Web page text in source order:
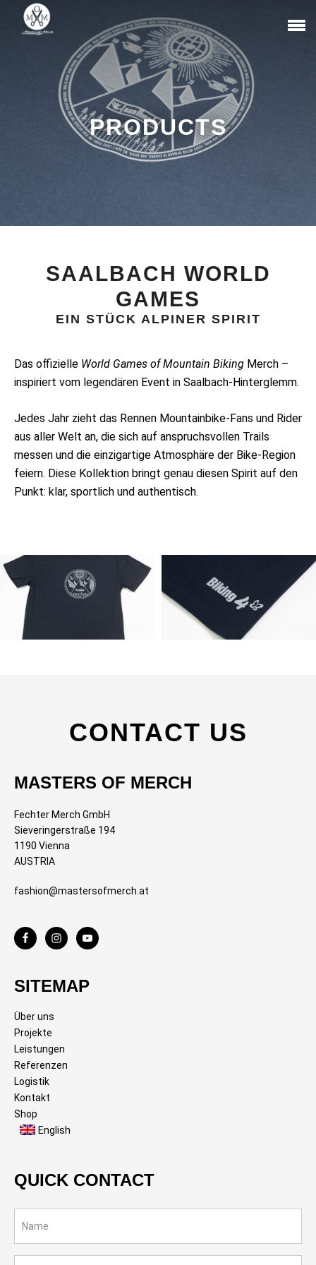
PRODUCTS
SAALBACH WORLD
GAMES
EIN STÜCK ALPINER SPIRIT
Das offizielle World Games of Mountain Biking Merch –
inspiriert vom legendären Event in Saalbach-Hinterglemm.
Jedes Jahr zieht das Rennen Mountainbike-Fans und Rider
aus aller Welt an, die sich auf anspruchsvollen Trails
messen und die einzigartige Atmosphäre der Bike-Region
feiern. Diese Kollektion bringt genau diesen Spirit auf den
Punkt: klar, sportlich und authentisch.
CONTACT US
MASTERS OF MERCH
Fechter Merch GmbH
Sieveringerstraße 194
1190 Vienna
AUSTRIA
fashion@mastersofmerch.at
SITEMAP
Über uns
Projekte
Leistungen
Referenzen
Logistik
Kontakt
Shop
English
QUICK CONTACT